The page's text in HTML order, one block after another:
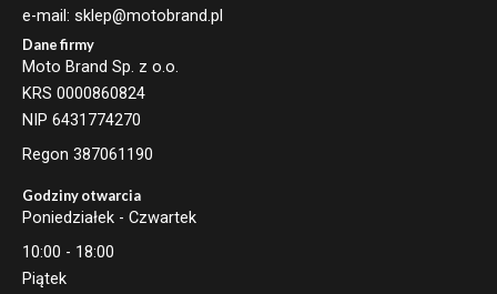
e-mail: sklep@motobrand.pl
Dane firmy
Moto Brand Sp. z o.o.
KRS 0000860824
NIP 6431774270
Regon 387061190
Godziny otwarcia
Poniedziałek - Czwartek
10:00 - 18:00
Piątek